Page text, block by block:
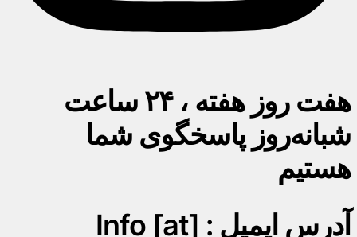
هفت روز هفته ، ۲۴ ساعت
شبانه‌روز پاسخگوی شما
هستیم
آدرس ایمیل : Info [at]